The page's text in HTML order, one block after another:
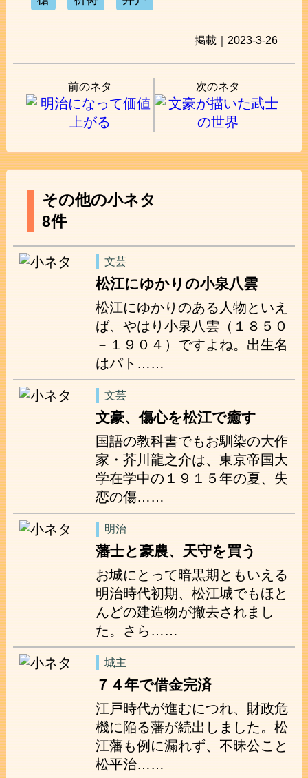
掲載｜2023-3-26
前のネタ 次のネタ
その他の小ネタ
8件
文芸
松江にゆかりの小泉八雲
松江にゆかりのある人物といえ
ば、やはり小泉八雲（１８５０
－１９０４）ですよね。出生名
はパト……
文芸
文豪、傷心を松江で癒す
国語の教科書でもお馴染の大作
家・芥川龍之介は、東京帝国大
学在学中の１９１５年の夏、失
恋の傷……
明治
藩士と豪農、天守を買う
お城にとって暗黒期ともいえる
明治時代初期、松江城でもほと
んどの建造物が撤去されまし
た。さら……
城主
７４年で借金完済
江戸時代が進むにつれ、財政危
機に陥る藩が続出しました。松
江藩も例に漏れず、不昧公こと
松平治……